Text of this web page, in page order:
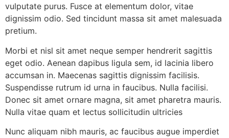
vulputate purus. Fusce at elementum dolor, vitae
dignissim odio. Sed tincidunt massa sit amet malesuada
pretium.
Morbi et nisl sit amet neque semper hendrerit sagittis
eget odio. Aenean dapibus ligula sem, id lacinia libero
accumsan in. Maecenas sagittis dignissim facilisis.
Suspendisse rutrum id urna in faucibus. Nulla facilisi.
Donec sit amet ornare magna, sit amet pharetra mauris.
Nulla vitae quam et lectus sollicitudin ultricies
Nunc aliquam nibh mauris, ac faucibus augue imperdiet